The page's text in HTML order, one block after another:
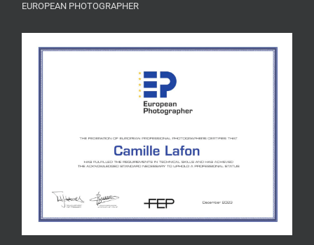
EUROPEAN PHOTOGRAPHER